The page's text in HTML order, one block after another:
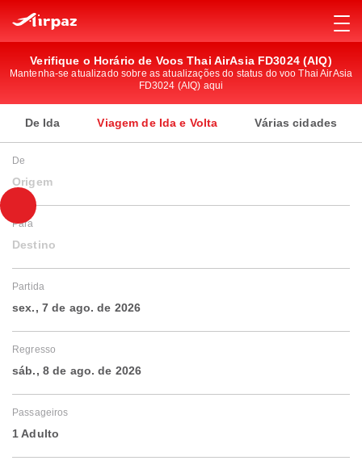
Verifique o Horário de Voos Thai AirAsia FD3024 (AIQ)
Mantenha-se atualizado sobre as atualizações do status do voo Thai AirAsia
FD3024 (AIQ) aqui
De Ida Viagem de Ida e Volta Várias cidades
De
Origem
Para
Destino
Partida
sex., 7 de ago. de 2026
Regresso
sáb., 8 de ago. de 2026
Passageiros
1 Adulto